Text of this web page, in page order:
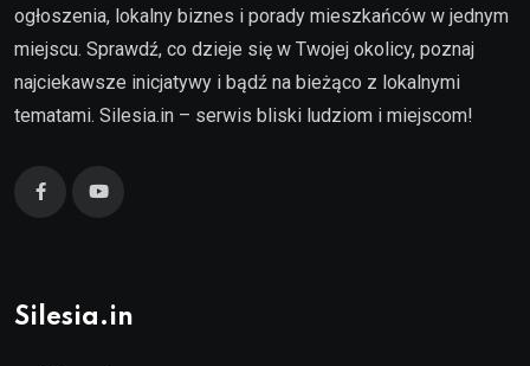
ogłoszenia, lokalny biznes i porady mieszkańców w jednym
miejscu. Sprawdź, co dzieje się w Twojej okolicy, poznaj
najciekawsze inicjatywy i bądź na bieżąco z lokalnymi
tematami. Silesia.in – serwis bliski ludziom i miejscom!
Silesia.in